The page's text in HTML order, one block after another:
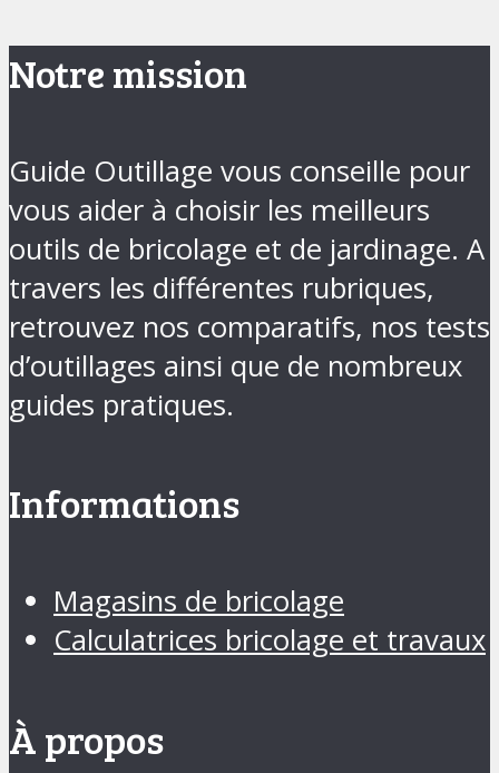
Notre mission
Guide Outillage vous conseille pour
vous aider à choisir les meilleurs
outils de bricolage et de jardinage. A
travers les différentes rubriques,
retrouvez nos comparatifs, nos tests
d’outillages ainsi que de nombreux
guides pratiques.
Informations
Magasins de bricolage
Calculatrices bricolage et travaux
À propos